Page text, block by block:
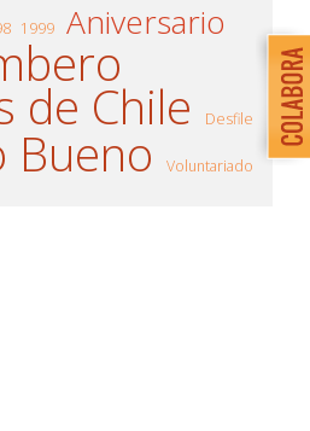
1999 Aniversario
de Chile Desfile
Bueno Voluntariado